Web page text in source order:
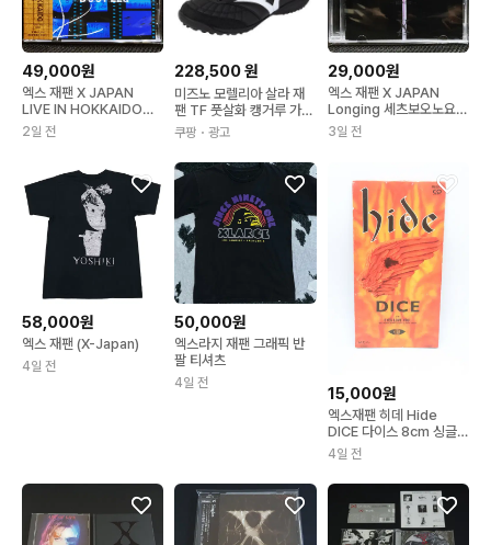
49,000원
엑스 재팬 X JAPAN
LIVE IN HOKKAIDO
1995.12.4 BOOTLEG
CD
2일 전
228,500원
미즈노 모렐리아 살라 재
팬 TF 풋살화 캥거루 가죽
일본생산 최상급 Q1GB2
502 블랙(q1gb25020
1) 255 블랙x화이트
쿠팡 ・광고
29,000원
엑스 재팬 X JAPAN
Longing 세츠보오노요루
CD
3일 전
58,000원
엑스 재팬 (X-Japan)
4일 전
50,000원
엑스라지 재팬 그래픽 반
팔 티셔츠
4일 전
15,000원
엑스재팬 히데 Hide
DICE 다이스 8cm 싱글
CD
4일 전